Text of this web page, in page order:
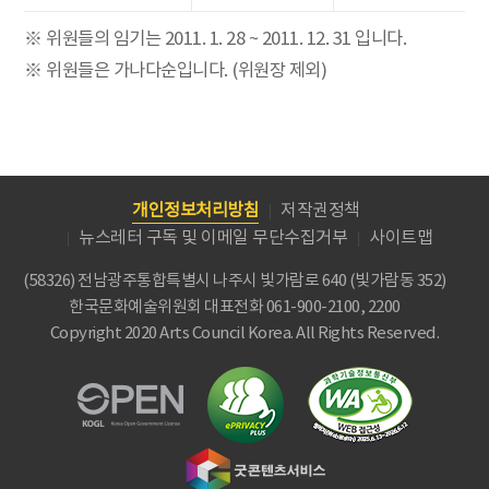
※ 위원들의 임기는 2011. 1. 28 ~ 2011. 12. 31 입니다.
※ 위원들은 가나다순입니다. (위원장 제외)
개인정보처리방침
저작권정책
뉴스레터 구독 및 이메일 무단수집거부
사이트맵
(58326) 전남광주통합특별시 나주시 빛가람로 640 (빛가람동 352)
한국문화예술위원회 대표전화 061-900-2100, 2200
Copyright 2020 Arts Council Korea. All Rights Reserved.